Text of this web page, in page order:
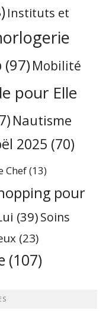
Instituts et
(97) Mobilité
pour Elle
Nautisme
2025 (70)
Chef(13)
pour
(39)Soins
(23)
(107)